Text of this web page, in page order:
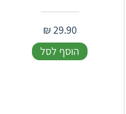
29.90
₪
הוסף לסל